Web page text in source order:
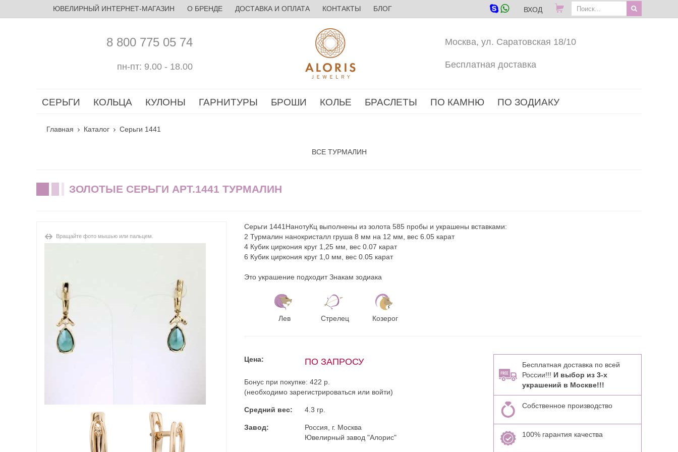
ЮВЕЛИРНЫЙ ИНТЕРНЕТ-МАГАЗИН О БРЕНДЕ ДОСТАВКА И ОПЛАТА КОНТАКТЫ БЛОГ ВХОД
8 800 775 05 74
пн-пт: 9.00 - 18.00
Москва, ул. Саратовская 18/10
Бесплатная доставка
СЕРЬГИ КОЛЬЦА КУЛОНЫ ГАРНИТУРЫ БРОШИ КОЛЬЕ БРАСЛЕТЫ ПО КАМНЮ ПО ЗОДИАКУ
Главная Каталог Серьги 1441
ВСЕ ТУРМАЛИН
ЗОЛОТЫЕ СЕРЬГИ АРТ.1441 ТУРМАЛИН
Вращайте фото мышью или пальцем.
Серьги 1441НанотуКц выполнены из золота 585 пробы и украшены вставками:
2 Турмалин нанокристалл груша 8 мм на 12 мм, вес 6.05 карат
4 Кубик циркония круг 1,25 мм, вес 0.07 карат
6 Кубик циркония круг 1,0 мм, вес 0.05 карат
Это украшение подходит Знакам зодиака
Лев Стрелец Козерог
Цена: ПО ЗАПРОСУ
Бонус при покупке: 422 р.
(необходимо зарегистрироваться или войти)
Средний вес: 4.3 гр.
Завод:
Россия, г. Москва
Ювелирный завод "Алорис"
Бесплатная доставка по всей
России!!! И выбор из 3-х
украшений в Москве!!!
Собственное производство
100% гарантия качества